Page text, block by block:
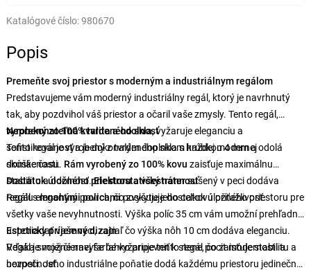
Katalógové číslo:980670
Popis
Premeňte svoj priestor s moderným a industriálnym regálom
Predstavujeme vám moderný industriálny regál, ktorý je navrhnutý
tak, aby pozdvihol váš priestor a očaril vaše zmysly. Tento regál,
vyrobený zo 100% tvrdeného skla, vyžaruje eleganciu a
sofistikovanosť a je dokonalým doplnkom každej modernej
domácnosti.
Neprekonateľná kvalita a odolnosť
Tento regál je vyrobený z tvrdeného skla s hrúbkou 4 mm a odolá
skúške času. Rám vyrobený zo 100% kovu zaisťuje maximálnu
stabilitu a odolnosť.Elektrostatický nátersušený v peci dodáva
regálu elegantný povrch, čo zvyšuje jeho celkovú príťažlivosť.
Dostatok úložného priestoru a všestrannosť
Regál smnohými policamiposkytuje dostatok úložného priestoru pre
všetky vaše nevyhnutnosti. Výška políc 35 cm vám umožní prehľadne
usporiadať vaše veci, zatiaľ čo výška nôh 10 cm dodáva eleganciu.
Regál je možné navyše ľahko pripevniť k stene, čo zaisťuje stabilitu a
bezpečnosť.
Esteticky príjemný dizajn
Vďaka svojej čiernej farbe vyžaruje tento regál pocit modernosti a
novosti. Jeho industriálne poňatie dodá každému priestoru jedinečný